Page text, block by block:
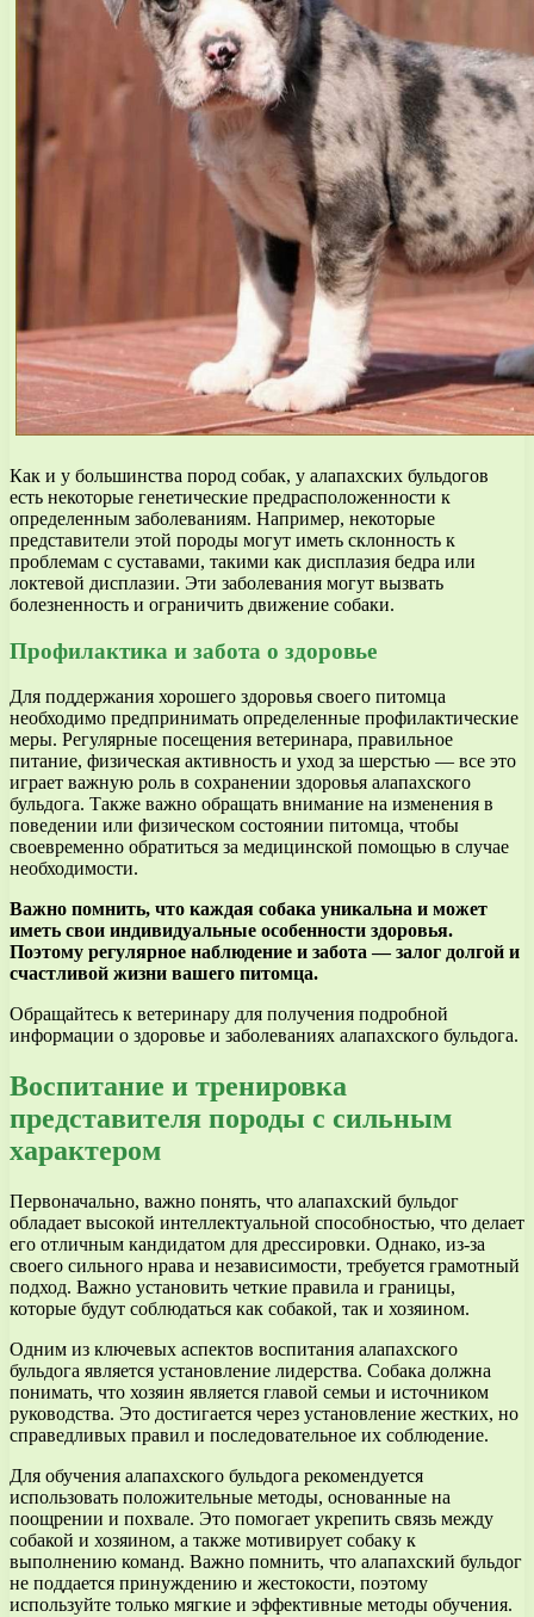
Как и у большинства пород собак, у алапахских бульдогов
есть некоторые генетические предрасположенности к
определенным заболеваниям. Например, некоторые
представители этой породы могут иметь склонность к
проблемам с суставами, такими как дисплазия бедра или
локтевой дисплазии. Эти заболевания могут вызвать
болезненность и ограничить движение собаки.
Профилактика и забота о здоровье
Для поддержания хорошего здоровья своего питомца
необходимо предпринимать определенные профилактические
меры. Регулярные посещения ветеринара, правильное
питание, физическая активность и уход за шерстью — все это
играет важную роль в сохранении здоровья алапахского
бульдога. Также важно обращать внимание на изменения в
поведении или физическом состоянии питомца, чтобы
своевременно обратиться за медицинской помощью в случае
необходимости.
Важно помнить, что каждая собака уникальна и может
иметь свои индивидуальные особенности здоровья.
Поэтому регулярное наблюдение и забота — залог долгой и
счастливой жизни вашего питомца.
Обращайтесь к ветеринару для получения подробной
информации о здоровье и заболеваниях алапахского бульдога.
Воспитание и тренировка
представителя породы с сильным
характером
Первоначально, важно понять, что алапахский бульдог
обладает высокой интеллектуальной способностью, что делает
его отличным кандидатом для дрессировки. Однако, из-за
своего сильного нрава и независимости, требуется грамотный
подход. Важно установить четкие правила и границы,
которые будут соблюдаться как собакой, так и хозяином.
Одним из ключевых аспектов воспитания алапахского
бульдога является установление лидерства. Собака должна
понимать, что хозяин является главой семьи и источником
руководства. Это достигается через установление жестких, но
справедливых правил и последовательное их соблюдение.
Для обучения алапахского бульдога рекомендуется
использовать положительные методы, основанные на
поощрении и похвале. Это помогает укрепить связь между
собакой и хозяином, а также мотивирует собаку к
выполнению команд. Важно помнить, что алапахский бульдог
не поддается принуждению и жестокости, поэтому
используйте только мягкие и эффективные методы обучения.